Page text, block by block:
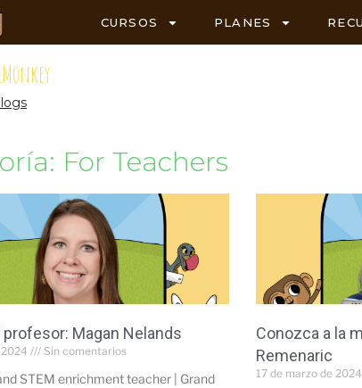
CURSOS PLANES
For Teachers
profesor: Magan Nelands
Sin comentarios
STEM enrichment teacher | Grand
Conozca a la
Remenaric
17 de marzo de 2024